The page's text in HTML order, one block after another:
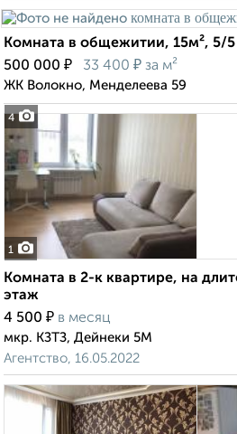
4
Комната в общежитии, 15м², 5/
500 000 ₽ 33 400 ₽ за м²
ЖК Волокно, Менделеева 59
1
Комната в 2-к квартире, на
этаж
4 500 ₽ в месяц
мкр. КЗТЗ, Дейнеки 5М
Агентство, 16.05.2022